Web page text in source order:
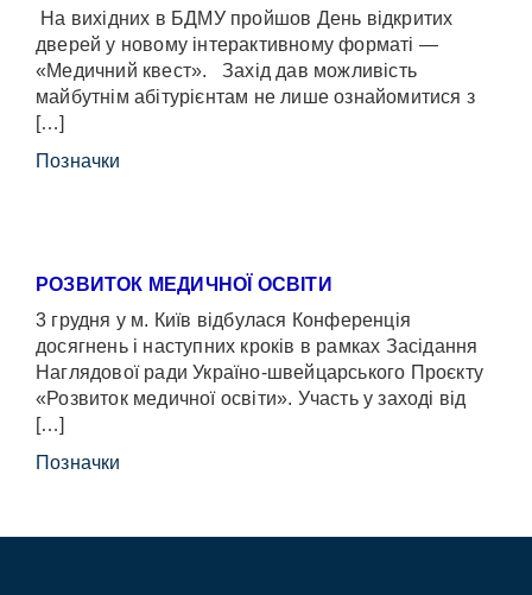
На вихідних в БДМУ пройшов День відкритих
дверей у новому інтерактивному форматі —
«Медичний квест». Захід дав можливість
майбутнім абітурієнтам не лише ознайомитися з
[…]
Позначки
РОЗВИТОК МЕДИЧНОЇ ОСВІТИ
3 грудня у м. Київ відбулася Конференція
досягнень і наступних кроків в рамках Засідання
Наглядової ради Україно-швейцарського Проєкту
«Розвиток медичної освіти». Участь у заході від
[…]
Позначки